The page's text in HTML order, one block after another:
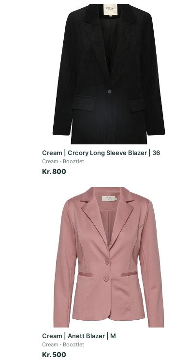
Cream | Crcory Long Sleeve Blazer | 36
Cream Booztlet
Kr. 800
Cream | Anett Blazer | M
Cream Booztlet
Kr. 500